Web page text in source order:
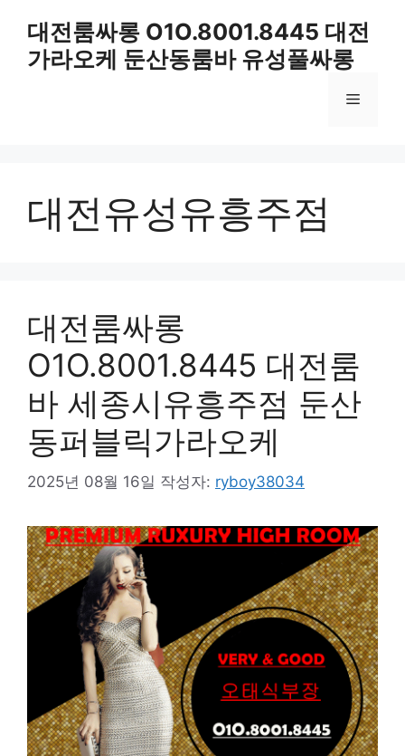
대전룸싸롱 O1O.8001.8445 대전
가라오케 둔산동룸바 유성풀싸롱
메
대전유성유흥주점
대전룸싸롱
O1O.8001.8445 대전룸
바 세종시유흥주점 둔산
동퍼블릭가라오케
2025년 08월 16일 작성자: ryboy38034